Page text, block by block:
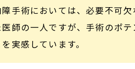
手術においては、必要不可
師の一人ですが、手術のポ
実感しています。